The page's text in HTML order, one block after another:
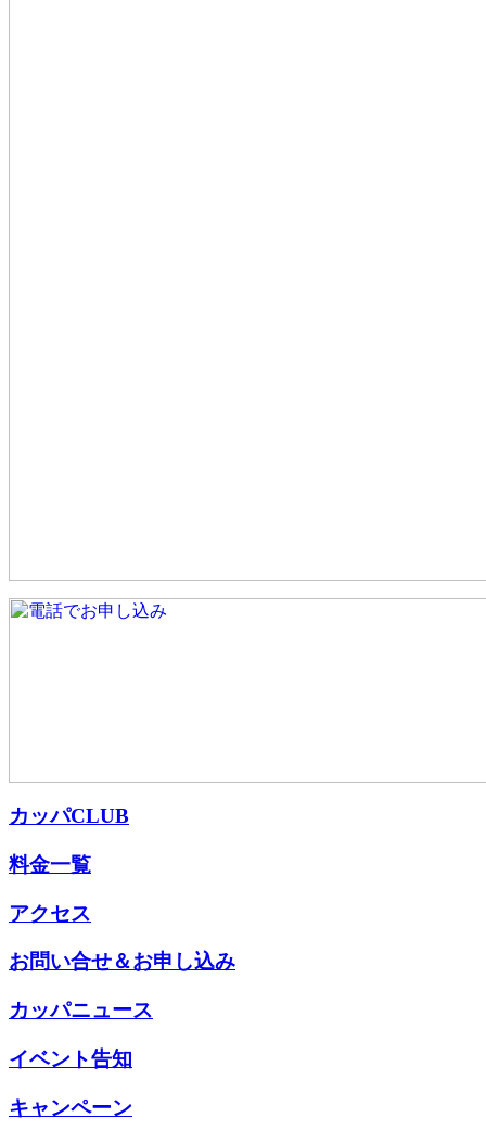
カッパCLUB
料金一覧
アクセス
お問い合せ＆お申し込み
カッパニュース
イベント告知
キャンペーン